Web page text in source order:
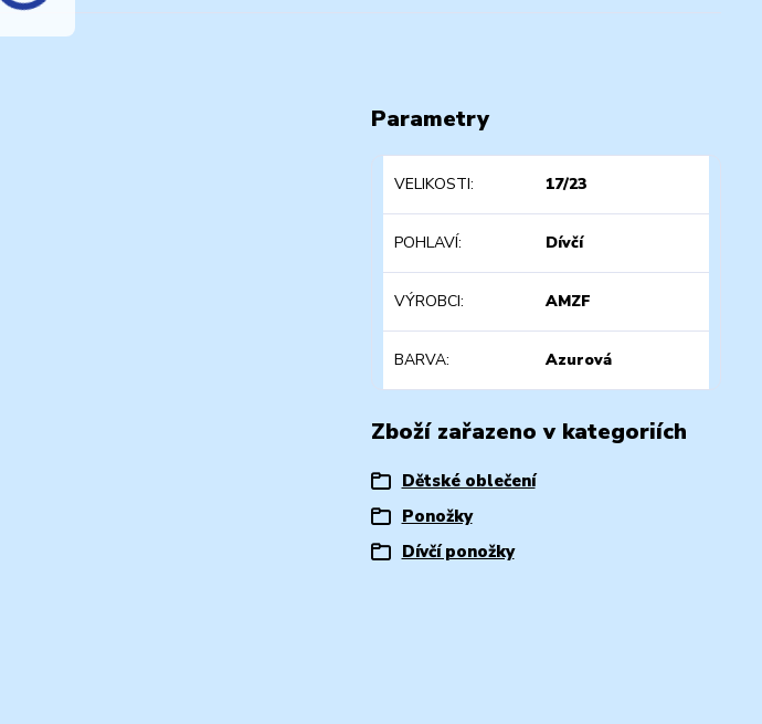
Parametry
VELIKOSTI 17/23
POHLAVÍ Dívčí
VÝROBCI AMZF
BARVA Azurová
Zboží zařazeno v kategoriích
Dětské oblečení
Ponožky
Dívčí ponožky